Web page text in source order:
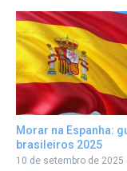
Morar na Espanha:
brasileiros 2025
10 de setembro de 2025